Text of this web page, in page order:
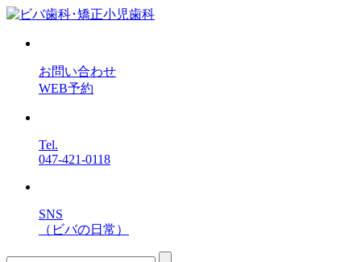
お問い合わせ
WEB予約
Tel.
047-421-0118
SNS
（ビバの日常）